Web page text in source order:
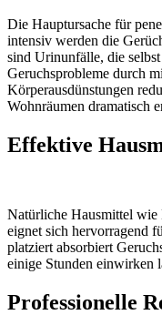
Die Hauptursache für
intensiv werden die
sind Urinunfälle, die
Geruchsprobleme durch
Körperausdünstungen
Wohnräumen dramatisch
Effektive
Natürliche Hausmittel wie
eignet sich hervorragend
platziert absorbiert
einige Stunden einwirken
Professionelle